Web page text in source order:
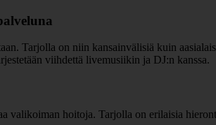
Tarjolla on niin kansainvälisiä kuin
viihdettä livemusiikin ja DJ:n kanssa.
valikoiman hoitoja. Tarjolla on erilaisia